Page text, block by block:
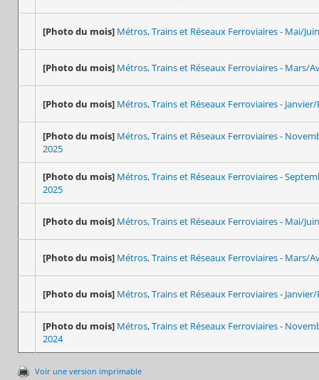
[Photo du mois] Métros, Trains et Réseaux Ferroviaires - Mai/
[Photo du mois] Métros, Trains et Réseaux Ferroviaires - Mars/
[Photo du mois] Métros, Trains et Réseaux Ferroviaires -
[Photo du mois] Métros, Trains et Réseaux Ferroviaires -
2025
[Photo du mois] Métros, Trains et Réseaux Ferroviaires -
2025
[Photo du mois] Métros, Trains et Réseaux Ferroviaires - Mai/
[Photo du mois] Métros, Trains et Réseaux Ferroviaires - Mars/
[Photo du mois] Métros, Trains et Réseaux Ferroviaires -
[Photo du mois] Métros, Trains et Réseaux Ferroviaires -
2024
Voir une version imprimable